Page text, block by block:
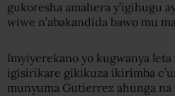
gukoresha amahera y’igihugu
wiwe n’abakandida bawo mu
Imyiyerekano yo kugwanya
igisirikare gikikuza ikirimba
munyuma Gutierrez ahunga na